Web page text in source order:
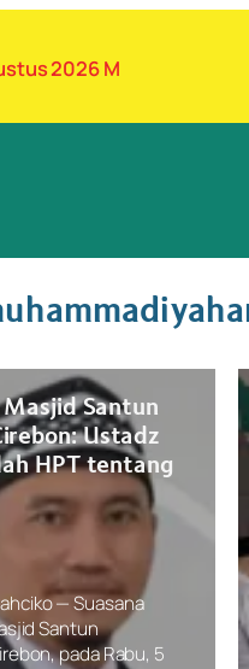
2026 M
Santun
Ustadz
HPT tentang
— Suasana
Santun
pada Rabu, 5